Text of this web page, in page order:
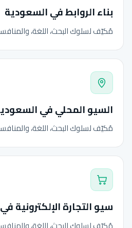
بناء الروابط في السعودية
مُكيّف لسلوك البحث، اللغة،
السيو المحلي في
مُكيّف لسلوك البحث، اللغة،
سيو التجارة الإلكترونية